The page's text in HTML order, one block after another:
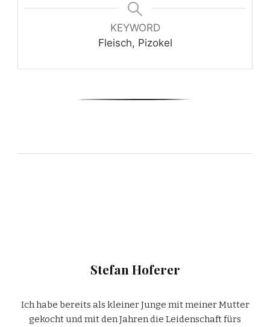
KEYWORD
Fleisch, Pizokel
Stefan Hoferer
Ich habe bereits als kleiner Junge mit meiner Mutter
gekocht und mit den Jahren die Leidenschaft fürs